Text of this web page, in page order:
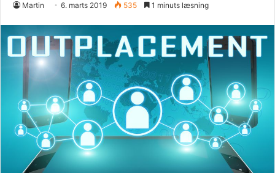
Martin 6. marts 2019 535 1 minuts læsning